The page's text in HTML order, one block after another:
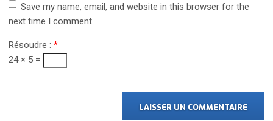
Save my name, email, and website in this browser for the
next time I comment.
Résoudre :*
24 × 5 =